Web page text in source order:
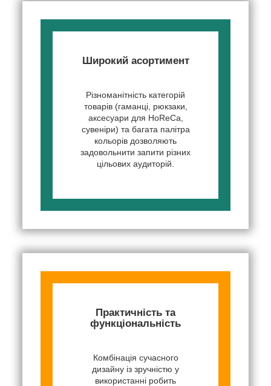
Широкий асортимент
Різноманітність категорій
товарів (гаманці, рюкзаки,
аксесуари для HoReCa,
сувеніри) та багата палітра
кольорів дозволяють
задовольнити запити різних
цільових аудиторій.
Практичність та
функціональність
Комбінація сучасного
дизайну із зручністю у
використанні робить